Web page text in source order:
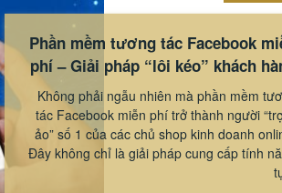
Phần mềm tương tác Facebook
phí – Giải pháp “lôi kéo” khách
Không phải ngẫu nhiên mà phần mềm
tác Facebook miễn phí trở thành người
ảo” số 1 của các chủ shop kinh doanh
Đây không chỉ là giải pháp cung cấp tính